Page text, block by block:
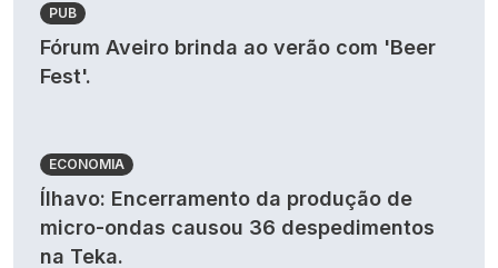
PUB
Fórum Aveiro brinda ao verão com 'Beer
Fest'.
ECONOMIA
Ílhavo: Encerramento da produção de
micro-ondas causou 36 despedimentos
na Teka.